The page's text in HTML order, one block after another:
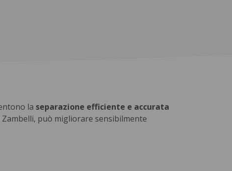
la separazione efficiente e accurata
può migliorare sensibilmente